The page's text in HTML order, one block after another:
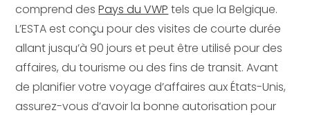
comprend desPays du VWP tels que la Belgique.
L’ESTA est conçu pour des visites de courte durée
allant jusqu’à 90 jours et peut être utilisé pour des
affaires, du tourisme ou des fins de transit. Avant
de planifier votre voyage d’affaires aux États-Unis,
assurez-vous d’avoir la bonne autorisation pour